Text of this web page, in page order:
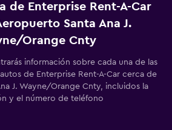
de Enterprise Rent-A-Car
Santa Ana J.
Orange Cnty
información sobre cada una de las
de Enterprise Rent-A-Car cerca de
J. Wayne/Orange Cnty, incluidos la
y el número de teléfono